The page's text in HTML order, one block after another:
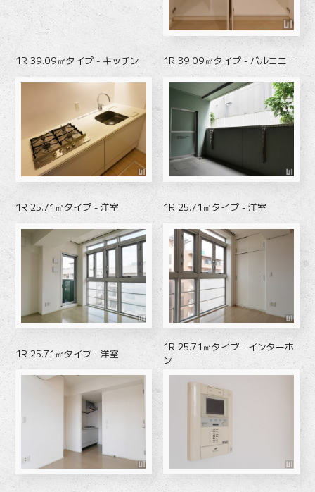
1R 39.09㎡タイプ - キッチン 1R 39.09㎡タイプ - バルコニー
1R 25.71㎡タイプ - 洋室 1R 25.71㎡タイプ - 洋室
1R 25.71㎡タイプ - 洋室
1R 25.71㎡タイプ - インターホ
ン